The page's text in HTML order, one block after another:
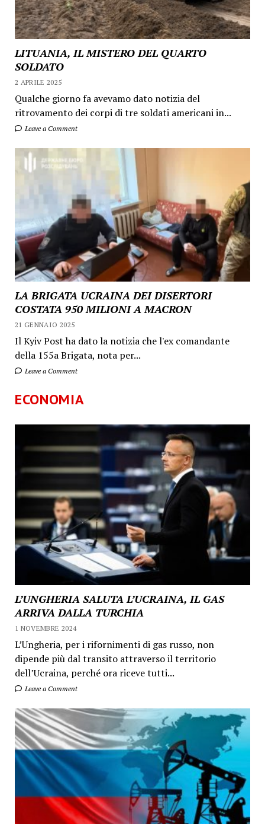
LITUANIA, IL MISTERO DEL QUARTO
SOLDATO
2 APRILE 2025
Qualche giorno fa avevamo dato notizia del
ritrovamento dei corpi di tre soldati americani in...
Leave a Comment
LA BRIGATA UCRAINA DEI DISERTORI
COSTATA 950 MILIONI A MACRON
21 GENNAIO 2025
Il Kyiv Post ha dato la notizia che l'ex comandante
della 155a Brigata, nota per...
Leave a Comment
ECONOMIA
L’UNGHERIA SALUTA L’UCRAINA, IL GAS
ARRIVA DALLA TURCHIA
1 NOVEMBRE 2024
L’Ungheria, per i rifornimenti di gas russo, non
dipende più dal transito attraverso il territorio
dell’Ucraina, perché ora riceve tutti...
Leave a Comment